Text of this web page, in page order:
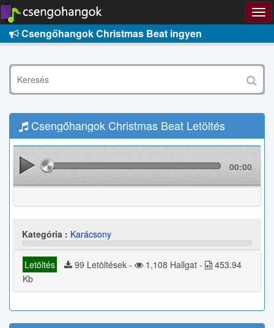
Csengőhangok Christmas Beat ingyen
Csengőhangok Christmas Beat Letöltés
00:00
Kategória : Karácsony
Letöltés 99 Letöltések - 1,108 Hallgat -
453.94
Kb